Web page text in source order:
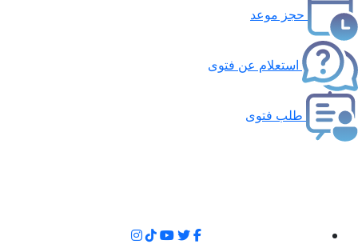
حجز موعد
استعلام عن فتوى
طلب فتوى